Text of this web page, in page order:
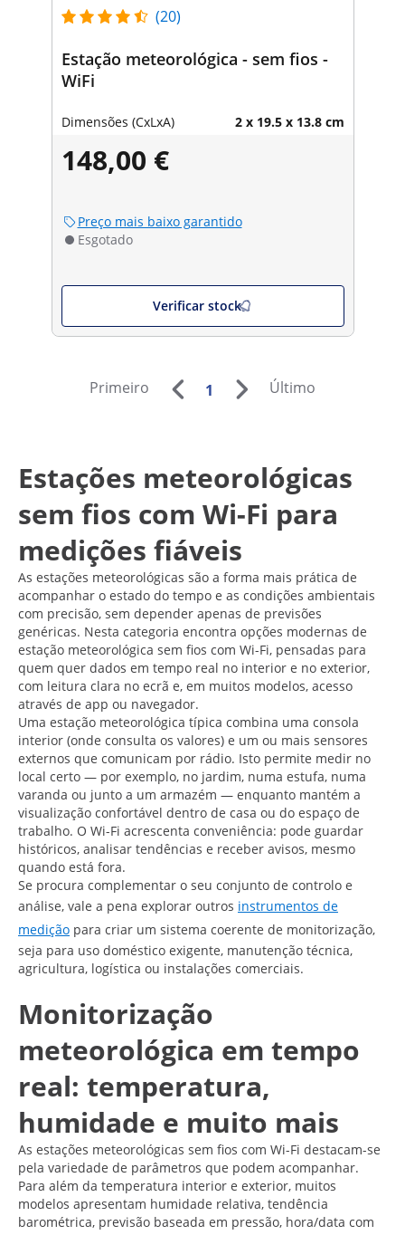
(20)
Estação meteorológica - sem fios -
WiFi
Dimensões (CxLxA) 2 x 19.5 x 13.8 cm
148,00 €
Preço mais baixo garantido
Esgotado
Verificar stock
Primeiro 1 Último
Estações meteorológicas
sem fios com Wi-Fi para
medições fiáveis
As estações meteorológicas são a forma mais prática de
acompanhar o estado do tempo e as condições ambientais
com precisão, sem depender apenas de previsões
genéricas. Nesta categoria encontra opções modernas de
estação meteorológica sem fios com Wi-Fi, pensadas para
quem quer dados em tempo real no interior e no exterior,
com leitura clara no ecrã e, em muitos modelos, acesso
através de app ou navegador.
Uma estação meteorológica típica combina uma consola
interior (onde consulta os valores) e um ou mais sensores
externos que comunicam por rádio. Isto permite medir no
local certo — por exemplo, no jardim, numa estufa, numa
varanda ou junto a um armazém — enquanto mantém a
visualização confortável dentro de casa ou do espaço de
trabalho. O Wi-Fi acrescenta conveniência: pode guardar
históricos, analisar tendências e receber avisos, mesmo
quando está fora.
Se procura complementar o seu conjunto de controlo e
análise, vale a pena explorar outros instrumentos de
medição para criar um sistema coerente de monitorização,
seja para uso doméstico exigente, manutenção técnica,
agricultura, logística ou instalações comerciais.
Monitorização
meteorológica em tempo
real: temperatura,
humidade e muito mais
As estações meteorológicas sem fios com Wi-Fi destacam-se
pela variedade de parâmetros que podem acompanhar.
Para além da temperatura interior e exterior, muitos
modelos apresentam humidade relativa, tendência
barométrica, previsão baseada em pressão, hora/data com